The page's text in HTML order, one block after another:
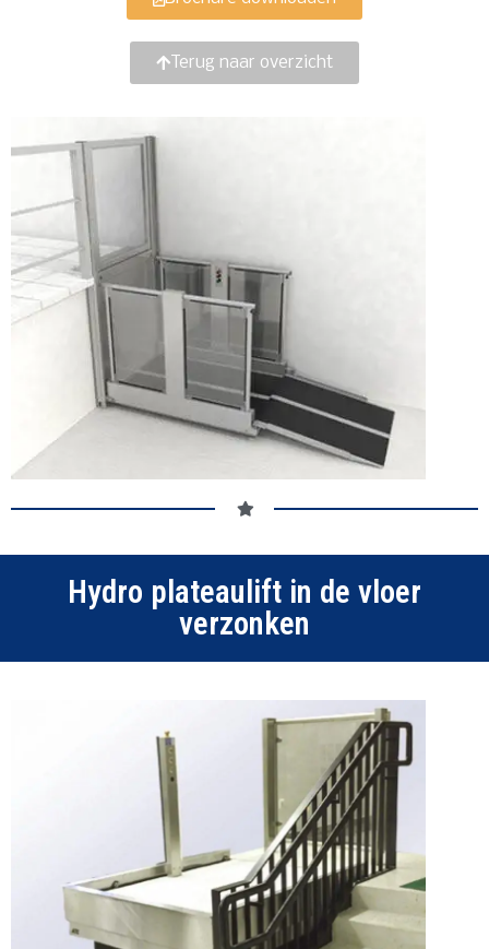
Terug naar overzicht
Hydro plateaulift in de vloer
verzonken